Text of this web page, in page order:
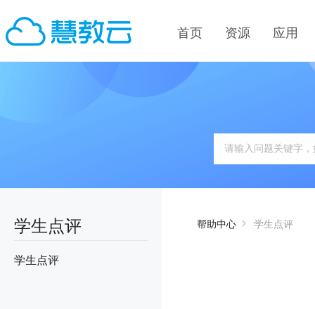
首页 资源 应用
学生点评
学生点评
帮助中心 学生点评